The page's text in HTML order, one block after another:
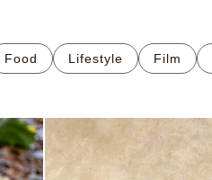
Food Lifestyle Film